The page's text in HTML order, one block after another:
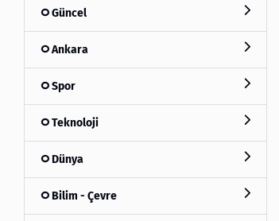
Güncel
Ankara
Spor
Teknoloji
Dünya
Bilim - Çevre